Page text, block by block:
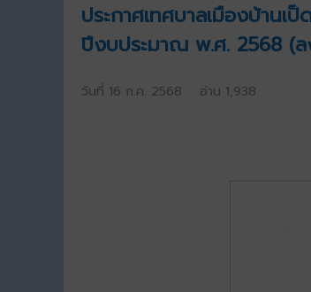
ประกาศเทศบาลเมืองบ้าน
ปีงบประมาณ พ.ศ. 2568 (ล
วันที่ 16 ก.ค. 2568 อ่าน 1,938